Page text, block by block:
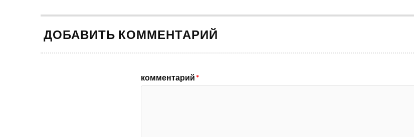
ДОБАВИТЬ КОММЕНТАРИЙ
комментарий*